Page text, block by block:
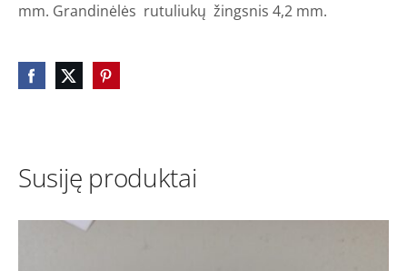
mm. Grandinėlės rutuliukų žingsnis 4,2 mm.
Susiję produktai